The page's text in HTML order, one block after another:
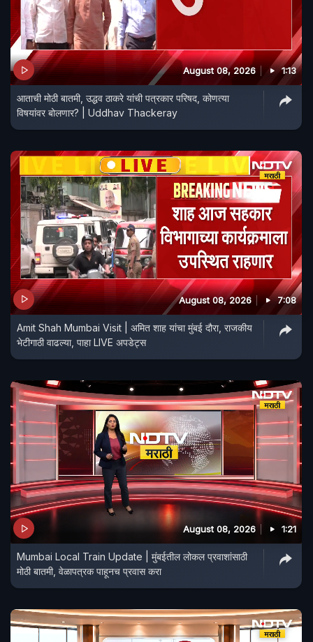
August 08, 2026 1:13
आताची मोठी बातमी, उद्धव ठाकरे यांची पत्रकार परिषद, कोणत्या
विषयांवर बोलणार? | Uddhav Thackeray
August 08, 2026 7:08
Amit Shah Mumbai Visit | अमित शाह यांचा मुंबई दौरा, राजकीय
भेटीगाठी वाढल्या, पाहा LIVE अपडेट्स
August 08, 2026 1:21
Mumbai Local Train Update | मुंबईतील लोकल प्रवाशांसाठी
मोठी बातमी, वेळापत्रक पाहूनच प्रवास करा